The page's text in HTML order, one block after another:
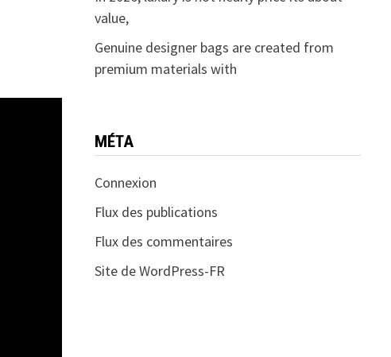
value,
Genuine designer bags are created from
premium materials with
MÉTA
Connexion
Flux des publications
Flux des commentaires
Site de WordPress-FR